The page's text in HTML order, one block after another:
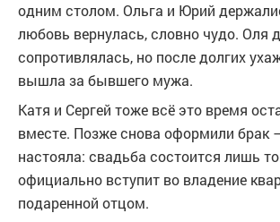
одним столом. Ольга и Юрий
любовь вернулась, словно чудо. Оля
сопротивлялась, но после долгих
вышла за бывшего мужа.
Катя и Сергей тоже всё это время
вместе. Позже снова оформили брак
настояла: свадьба состоится лишь
официально вступит во владение
подаренной отцом.